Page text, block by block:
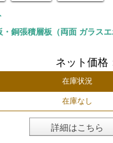
・銅張積層板（両面 ガラス
ネット価格
在庫状況
在庫なし
詳細はこちら